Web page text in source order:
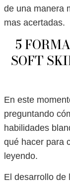
de una manera
mas acertadas.
5
SOFT
En este
preguntando
habilidades
qué hacer para
leyendo.
El desarrollo de